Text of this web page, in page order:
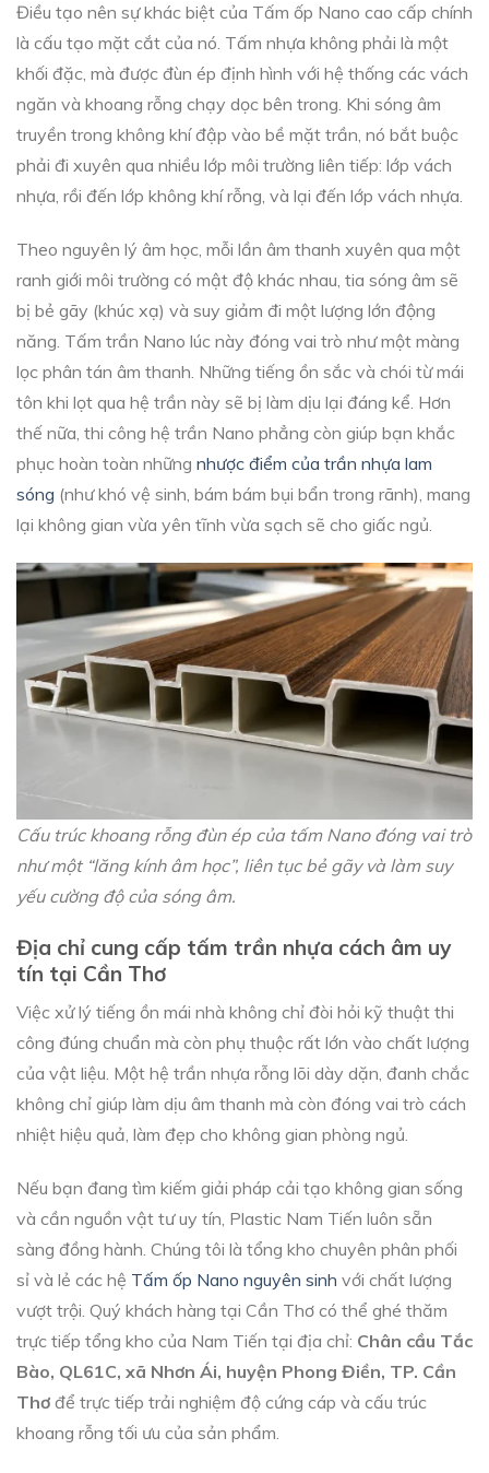
Điều tạo nên sự khác biệt của Tấm ốp Nano cao cấp chính
là cấu tạo mặt cắt của nó. Tấm nhựa không phải là một
khối đặc, mà được đùn ép định hình với hệ thống các vách
ngăn và khoang rỗng chạy dọc bên trong. Khi sóng âm
truyền trong không khí đập vào bề mặt trần, nó bắt buộc
phải đi xuyên qua nhiều lớp môi trường liên tiếp: lớp vách
nhựa, rồi đến lớp không khí rỗng, và lại đến lớp vách nhựa.
Theo nguyên lý âm học, mỗi lần âm thanh xuyên qua một
ranh giới môi trường có mật độ khác nhau, tia sóng âm sẽ
bị bẻ gãy (khúc xạ) và suy giảm đi một lượng lớn động
năng. Tấm trần Nano lúc này đóng vai trò như một màng
lọc phân tán âm thanh. Những tiếng ồn sắc và chói từ mái
tôn khi lọt qua hệ trần này sẽ bị làm dịu lại đáng kể. Hơn
thế nữa, thi công hệ trần Nano phẳng còn giúp bạn khắc
phục hoàn toàn những nhược điểm của trần nhựa lam
sóng (như khó vệ sinh, bám bám bụi bẩn trong rãnh), mang
lại không gian vừa yên tĩnh vừa sạch sẽ cho giấc ngủ.
Cấu trúc khoang rỗng đùn ép của tấm Nano đóng vai trò
như một “lăng kính âm học”, liên tục bẻ gãy và làm suy
yếu cường độ của sóng âm.
Địa chỉ cung cấp tấm trần nhựa cách âm uy
tín tại Cần Thơ
Việc xử lý tiếng ồn mái nhà không chỉ đòi hỏi kỹ thuật thi
công đúng chuẩn mà còn phụ thuộc rất lớn vào chất lượng
của vật liệu. Một hệ trần nhựa rỗng lõi dày dặn, đanh chắc
không chỉ giúp làm dịu âm thanh mà còn đóng vai trò cách
nhiệt hiệu quả, làm đẹp cho không gian phòng ngủ.
Nếu bạn đang tìm kiếm giải pháp cải tạo không gian sống
và cần nguồn vật tư uy tín, Plastic Nam Tiến luôn sẵn
sàng đồng hành. Chúng tôi là tổng kho chuyên phân phối
sỉ và lẻ các hệ Tấm ốp Nano nguyên sinh với chất lượng
vượt trội. Quý khách hàng tại Cần Thơ có thể ghé thăm
trực tiếp tổng kho của Nam Tiến tại địa chỉ: Chân cầu Tắc
Bào, QL61C, xã Nhơn Ái, huyện Phong Điền, TP. Cần
Thơ để trực tiếp trải nghiệm độ cứng cáp và cấu trúc
khoang rỗng tối ưu của sản phẩm.